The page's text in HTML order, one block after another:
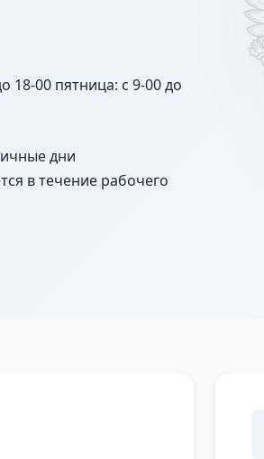
18-00 пятница: с 9-00 до
дни
в течение рабочего